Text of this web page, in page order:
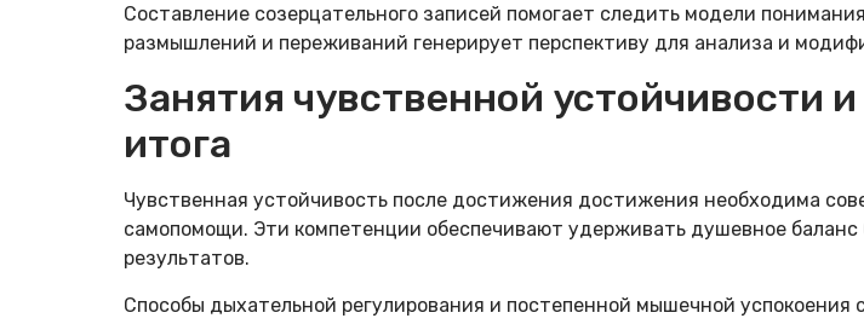
Составление созерцательного записей помогает следить модели
размышлений и переживаний генерирует перспективу для анализа и
Занятия чувственной устойчивости
итога
Чувственная устойчивость после достижения достижения необходима
самопомощи. Эти компетенции обеспечивают удерживать душевное
результатов.
Способы дыхательной регулирования и постепенной мышечной